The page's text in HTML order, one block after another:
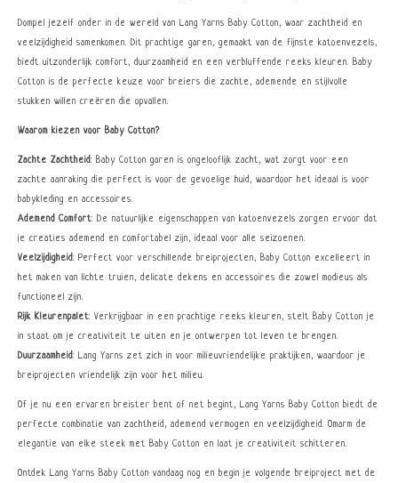
Dompel jezelf onder in de wereld van Lang Yarns Baby Cotton, waar zachtheid en
veelzijdigheid samenkomen. Dit prachtige garen, gemaakt van de fijnste katoenvezels,
biedt uitzonderlijk comfort, duurzaamheid en een verbluffende reeks kleuren. Baby
Cotton is de perfecte keuze voor breiers die zachte, ademende en stijlvolle
stukken willen creëren die opvallen.
Waarom kiezen voor Baby Cotton?
Zachte Zachtheid: Baby Cotton garen is ongelooflijk zacht, wat zorgt voor een
zachte aanraking die perfect is voor de gevoelige huid, waardoor het ideaal is voor
babykleding en accessoires.
Ademend Comfort: De natuurlijke eigenschappen van katoenvezels zorgen ervoor dat
je creaties ademend en comfortabel zijn, ideaal voor alle seizoenen.
Veelzijdigheid: Perfect voor verschillende breiprojecten, Baby Cotton excelleert in
het maken van lichte truien, delicate dekens en accessoires die zowel modieus als
functioneel zijn.
Rijk Kleurenpalet: Verkrijgbaar in een prachtige reeks kleuren, stelt Baby Cotton je
in staat om je creativiteit te uiten en je ontwerpen tot leven te brengen.
Duurzaamheid: Lang Yarns zet zich in voor milieuvriendelijke praktijken, waardoor je
breiprojecten vriendelijk zijn voor het milieu.
Of je nu een ervaren breister bent of net begint, Lang Yarns Baby Cotton biedt de
perfecte combinatie van zachtheid, ademend vermogen en veelzijdigheid. Omarm de
elegantie van elke steek met Baby Cotton en laat je creativiteit schitteren.
Ontdek Lang Yarns Baby Cotton vandaag nog en begin je volgende breiproject met de